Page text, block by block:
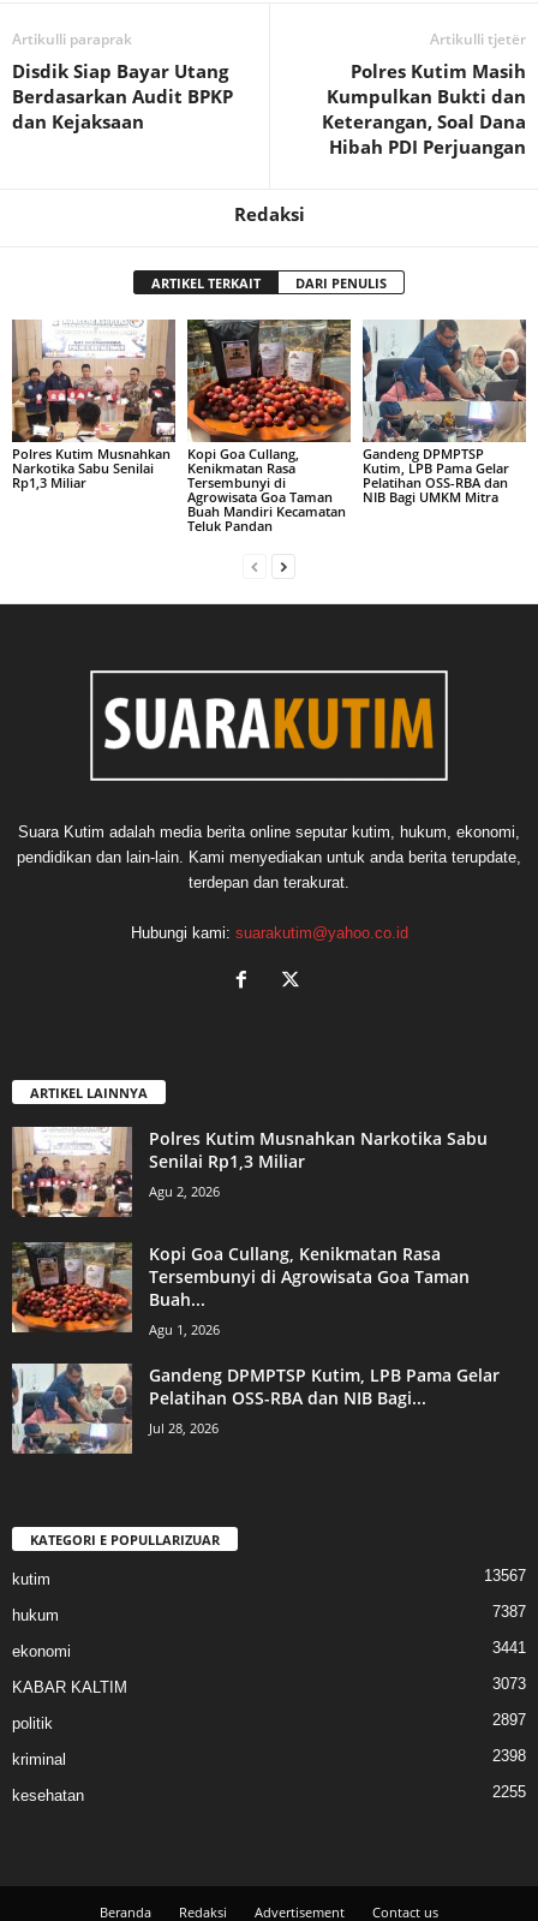
Artikulli paraprak
Disdik Siap Bayar Utang
Berdasarkan Audit BPKP
dan Kejaksaan
Artikulli tjetër
Polres Kutim Masih
Kumpulkan Bukti dan
Keterangan, Soal Dana
Hibah PDI Perjuangan
Redaksi
ARTIKEL TERKAIT DARI PENULIS
Polres Kutim Musnahkan
Narkotika Sabu Senilai
Rp1,3 Miliar
Kopi Goa Cullang,
Kenikmatan Rasa
Tersembunyi di
Agrowisata Goa Taman
Buah Mandiri Kecamatan
Teluk Pandan
Gandeng DPMPTSP
Kutim, LPB Pama Gelar
Pelatihan OSS-RBA dan
NIB Bagi UMKM Mitra
Suara Kutim adalah media berita online seputar kutim, hukum, ekonomi,
pendidikan dan lain-lain. Kami menyediakan untuk anda berita terupdate,
terdepan dan terakurat.
Hubungi kami: suarakutim@yahoo.co.id
ARTIKEL LAINNYA
Polres Kutim Musnahkan Narkotika Sabu
Senilai Rp1,3 Miliar
Agu 2, 2026
Kopi Goa Cullang, Kenikmatan Rasa
Tersembunyi di Agrowisata Goa Taman
Buah...
Agu 1, 2026
Gandeng DPMPTSP Kutim, LPB Pama Gelar
Pelatihan OSS-RBA dan NIB Bagi...
Jul 28, 2026
KATEGORI E POPULLARIZUAR
kutim 13567
hukum 7387
ekonomi 3441
KABAR KALTIM 3073
politik 2897
kriminal 2398
kesehatan 2255
Beranda Redaksi Advertisement Contact us